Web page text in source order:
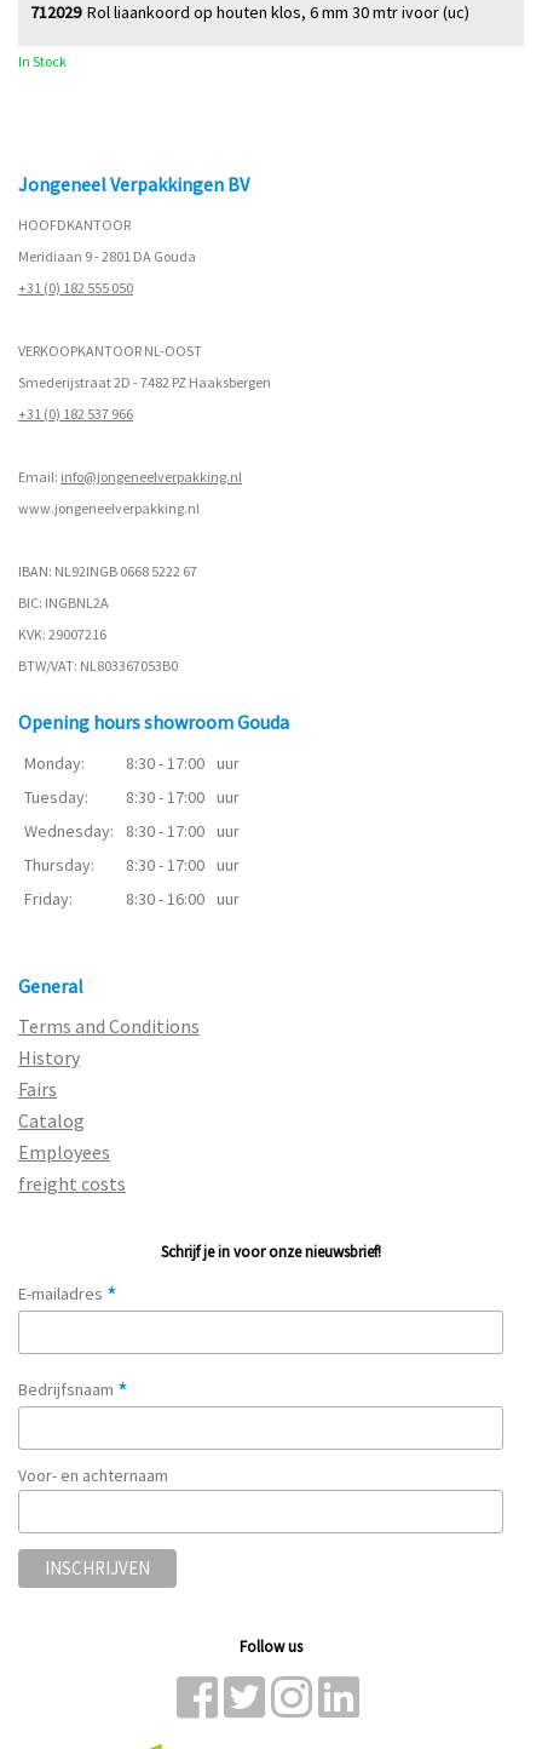
Rol liaankoord op houten klos, 6 mm 30 mtr ivoor (uc)
712029
In Stock
Jongeneel Verpakkingen BV
HOOFDKANTOOR
Meridiaan 9 - 2801 DA Gouda
+31 (0) 182 555 050
VERKOOPKANTOOR NL-OOST
Smederijstraat 2D - 7482 PZ Haaksbergen
+31 (0) 182 537 966
Email: info@jongeneelverpakking.nl
www.jongeneelverpakking.nl
IBAN: NL92INGB 0668 5222 67
BIC: INGBNL2A
KVK: 29007216
BTW/VAT: NL803367053B0
Opening hours showroom Gouda
Monday: 8:30 - 17:00 uur
Tuesday:
8:30 - 17:00 uur
Wednesday:
8:30 - 17:00 uur
Thursday:
8:30 - 17:00 uur
Friday:
8:30 - 16:00 uur
General
Terms and Conditions
History
Fairs
Catalog
Employees
freight costs
Schrijf je in voor onze nieuwsbrief!
E-mailadres *
Bedrijfsnaam *
Voor- en achternaam
Follow us